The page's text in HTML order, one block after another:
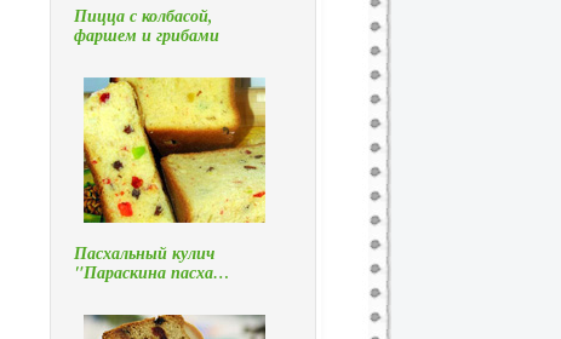
Пицца с колбасой,
фаршем и грибами
Пасхальный кулич
"Параскина пасха…